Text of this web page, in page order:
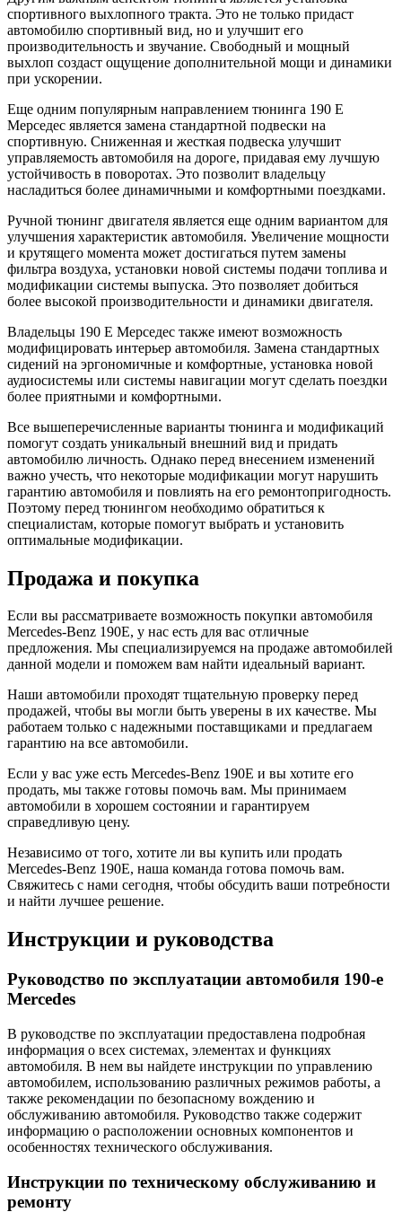
спортивного выхлопного тракта. Это не только придаст
автомобилю спортивный вид, но и улучшит его
производительность и звучание. Свободный и мощный
выхлоп создаст ощущение дополнительной мощи и динамики
при ускорении.
Еще одним популярным направлением тюнинга 190 Е
Мерседес является замена стандартной подвески на
спортивную. Сниженная и жесткая подвеска улучшит
управляемость автомобиля на дороге, придавая ему лучшую
устойчивость в поворотах. Это позволит владельцу
насладиться более динамичными и комфортными поездками.
Ручной тюнинг двигателя является еще одним вариантом для
улучшения характеристик автомобиля. Увеличение мощности
и крутящего момента может достигаться путем замены
фильтра воздуха, установки новой системы подачи топлива и
модификации системы выпуска. Это позволяет добиться
более высокой производительности и динамики двигателя.
Владельцы 190 Е Мерседес также имеют возможность
модифицировать интерьер автомобиля. Замена стандартных
сидений на эргономичные и комфортные, установка новой
аудиосистемы или системы навигации могут сделать поездки
более приятными и комфортными.
Все вышеперечисленные варианты тюнинга и модификаций
помогут создать уникальный внешний вид и придать
автомобилю личность. Однако перед внесением изменений
важно учесть, что некоторые модификации могут нарушить
гарантию автомобиля и повлиять на его ремонтопригодность.
Поэтому перед тюнингом необходимо обратиться к
специалистам, которые помогут выбрать и установить
оптимальные модификации.
Продажа и покупка
Если вы рассматриваете возможность покупки автомобиля
Mercedes-Benz 190E, у нас есть для вас отличные
предложения. Мы специализируемся на продаже автомобилей
данной модели и поможем вам найти идеальный вариант.
Наши автомобили проходят тщательную проверку перед
продажей, чтобы вы могли быть уверены в их качестве. Мы
работаем только с надежными поставщиками и предлагаем
гарантию на все автомобили.
Если у вас уже есть Mercedes-Benz 190E и вы хотите его
продать, мы также готовы помочь вам. Мы принимаем
автомобили в хорошем состоянии и гарантируем
справедливую цену.
Независимо от того, хотите ли вы купить или продать
Mercedes-Benz 190E, наша команда готова помочь вам.
Свяжитесь с нами сегодня, чтобы обсудить ваши потребности
и найти лучшее решение.
Инструкции и руководства
Руководство по эксплуатации автомобиля 190-e
Mercedes
В руководстве по эксплуатации предоставлена подробная
информация о всех системах, элементах и функциях
автомобиля. В нем вы найдете инструкции по управлению
автомобилем, использованию различных режимов работы, а
также рекомендации по безопасному вождению и
обслуживанию автомобиля. Руководство также содержит
информацию о расположении основных компонентов и
особенностях технического обслуживания.
Инструкции по техническому обслуживанию и
ремонту